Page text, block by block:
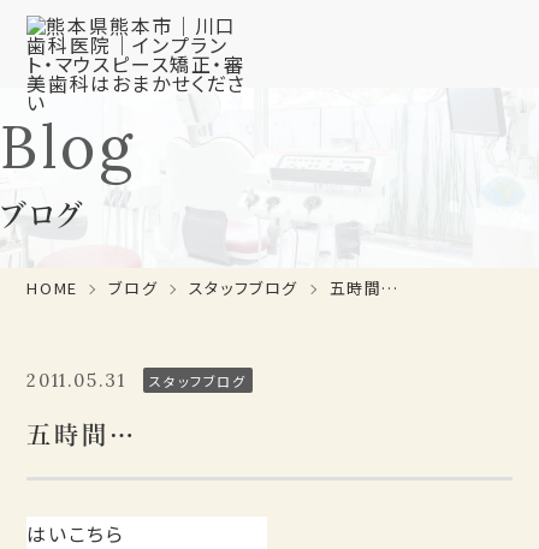
Blog
ブログ
HOME ブログ スタッフブログ 五時間…
2011.05.31 スタッフブログ
五時間…
はいこちら